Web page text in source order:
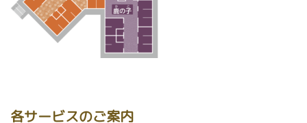
各サービスのご案内